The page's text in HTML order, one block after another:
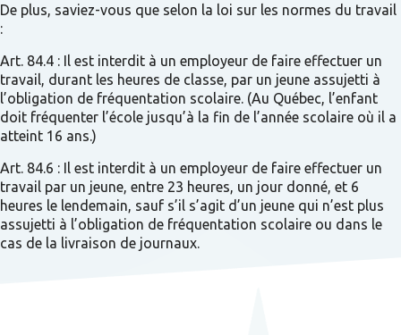
De plus, saviez-vous que selon la loi sur les normes du travail
:
Art. 84.4 : Il est interdit à un employeur de faire effectuer un
travail, durant les heures de classe, par un jeune assujetti à
l’obligation de fréquentation scolaire. (Au Québec, l’enfant
doit fréquenter l’école jusqu’à la fin de l’année scolaire où il a
atteint 16 ans.)
Art. 84.6 : Il est interdit à un employeur de faire effectuer un
travail par un jeune, entre 23 heures, un jour donné, et 6
heures le lendemain, sauf s’il s’agit d’un jeune qui n’est plus
assujetti à l’obligation de fréquentation scolaire ou dans le
cas de la livraison de journaux.